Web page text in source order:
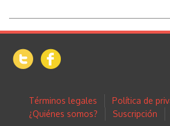
Términos legales
Política de
¿Quiénes somos?
Suscripción